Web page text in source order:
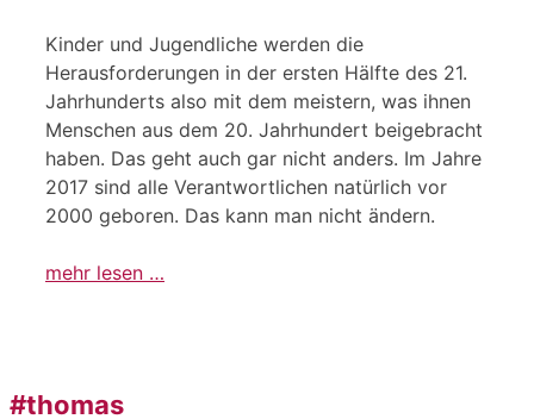
Kinder und Jugendliche werden die
Herausforderungen in der ersten Hälfte des 21.
Jahrhunderts also mit dem meistern, was ihnen
Menschen aus dem 20. Jahrhundert beigebracht
haben. Das geht auch gar nicht anders. Im Jahre
2017 sind alle Verantwortlichen natürlich vor
2000 geboren. Das kann man nicht ändern.
mehr lesen …
#thomas